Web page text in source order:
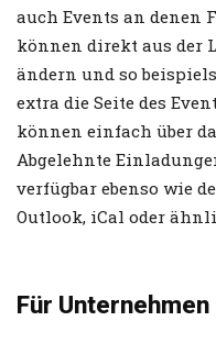
auch Events an denen
können direkt aus der
ändern und so
extra die Seite des
können einfach über
Abgelehnte
verfügbar ebenso wie
Outlook, iCal oder
Für Unternehmen